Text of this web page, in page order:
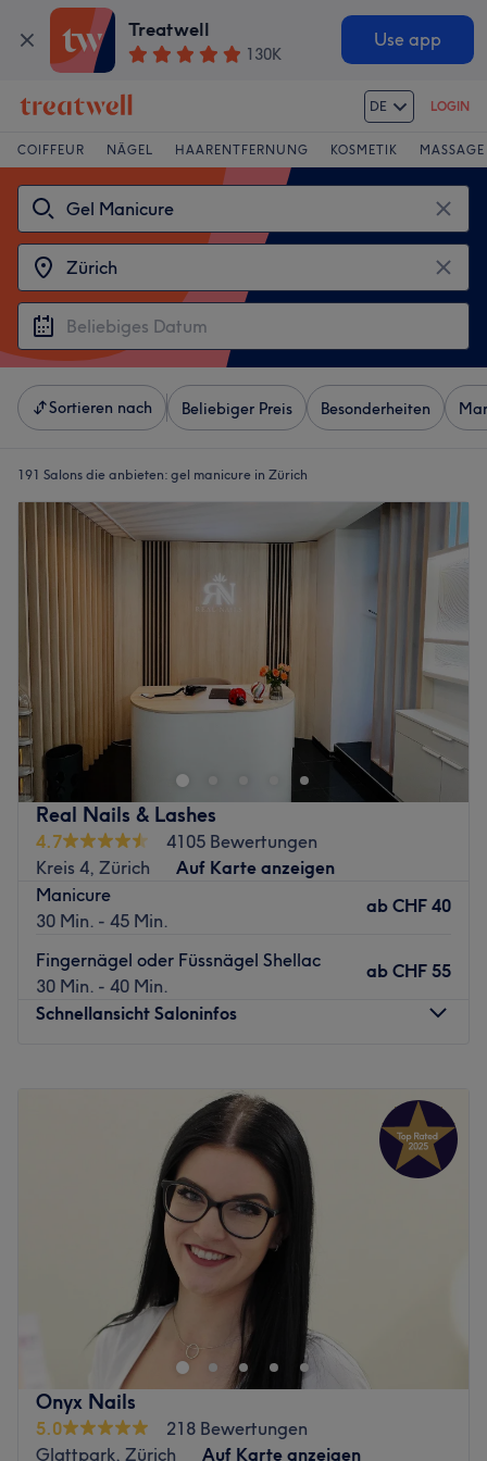
Treatwell
130K
Use app
DE LOGIN
COIFFEUR NÄGEL HAARENTFERNUNG KOSMETIK MASSAGE
Sortieren nach Beliebiger Preis Besonderheiten
191 Salons die anbieten: gel manicure in Zürich
Real Nails & Lashes
4.7
4105 Bewertungen
Kreis 4, Zürich
Auf Karte anzeigen
Manicure
30 Min. - 45 Min.
ab CHF 40
Fingernägel oder Füssnägel Shellac
30 Min. - 40 Min.
ab CHF 55
Schnellansicht Saloninfos
20:00
20:00
–20:00
20:00
Legst du viel Wert auf wunderschöne und gepflegte
Nägel? Dann wäre ein Besuch im Nagelstudio Real Nails
Zurich, direkt am Stauffacher im Kreis 1 genau das
Richtige für dich! Hier zaubern dir echte Profis die
schönsten Designs für deine Nägel. Interesse geweckt?
Dann buche deinen nächsten Termin doch online über
Treatwell!
Onyx Nails
5.0
218 Bewertungen
Glattpark, Zürich
Auf Karte anzeigen